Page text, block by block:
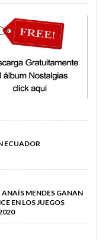
ECUADOR
MENDES GANAN
EN LOS JUEGOS